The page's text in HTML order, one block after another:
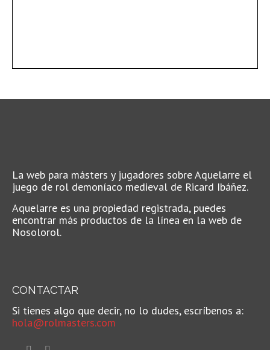
La web para másters y jugadores sobre Aquelarre el
juego de rol demoníaco medieval de Ricard Ibáñez.
Aquelarre es una propiedad registrada, puedes
encontrar más productos de la línea en la web de
Nosolorol.
CONTACTAR
Si tienes algo que decir, no lo dudes, escríbenos a:
hola@rolmasters.com